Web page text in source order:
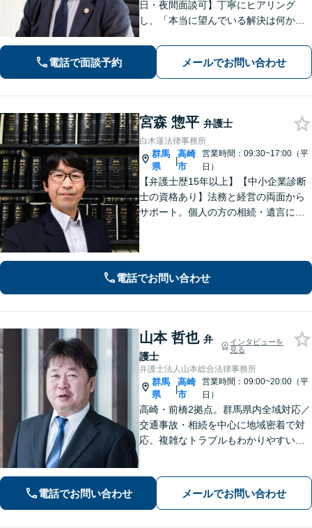
日・夜間面談可】丁寧にヒアリング
し、「本当に望んでいる解決は何か」
きめ細やかな対応で、依頼者さまにご
満足いただけるように心がけておりま
す。お悩みの際は、ぜひご相談くださ
い。
電話で面談予約 メールでお問い合わせ
宮森 惣平 弁護士
白木蓮法律事務所
群馬
県
|
高崎
市
営業時間：09:30~17:00（平
日）
【弁護士歴15年以上】【中小企業診断
士の資格あり】法務と経営の両面から
サポート。個人の方の相続・遺言にも
を見渡し、実効性のあるアドバイスを
電話でお問い合わせ
山本 哲也 弁
護士
インタビューを
見る
弁護士法人山本総合法律事務所
群馬
県
|
高崎
市
営業時間：09:00~20:00（平
日）
高崎・前橋2拠点。群馬県内全域対応／
交通事故・相続を中心に地域密着で対
応。複雑なトラブルもわかりやすい言
WEB相談可。まずはお気軽にご相談く
電話でお問い合わせ メールでお問い合わせ